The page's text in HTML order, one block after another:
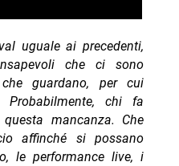
uguale ai precedenti,
che ci sono
guardano, per cui
Probabilmente, chi fa
mancanza. Che
affinché si possano
le performance live, i